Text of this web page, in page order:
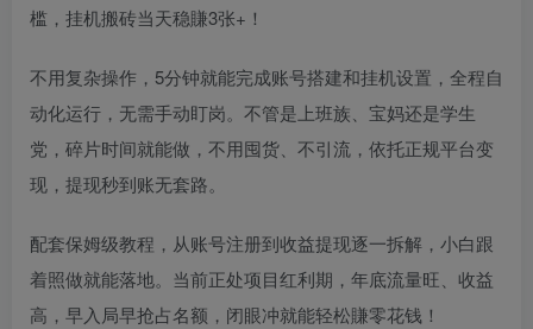
槛，挂机搬砖当天稳賺3张+！
不用复杂操作，5分钟就能完成账号搭建和挂机设置，全程自
动化运行，无需手动盯岗。不管是上班族、宝妈还是学生
党，碎片时间就能做，不用囤货、不引流，依托正规平台变
现，提现秒到账无套路。
配套保姆级教程，从账号注册到收益提现逐一拆解，小白跟
着照做就能落地。当前正处项目红利期，年底流量旺、收益
高，早入局早抢占名额，闭眼冲就能轻松賺零花钱！